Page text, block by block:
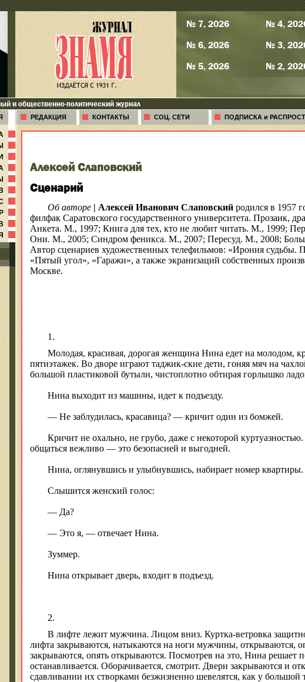
№ 7, 2026
№ 6, 2026
№ 5, 2026
№ 4,
№ 3,
№ 2,
и общественно-политический журнал
РЕДАКЦИЯ КОНТАКТЫ СОЦ. СЕТИ ПОДПИСКА и
Алексей Слаповский
Сценарий
Об авторе | Алексей Иванович Слаповский родился в 1957
филфак Саратовского государственного университета. Прозаик,
Анкета. М., 1997; Книга для тех, кто не любит читать. М., 1999;
Они. М., 2005; Синдром феникса. М., 2007; Пересуд. М., 2008;
Автор сценариев художественных телефильмов: «Ирония судьбы.
«Пятый угол», «Гаражи», а также экранизаций собственных
Москве.
1.
Молодая, красивая, дорогая женщина Нина едет на молодом,
пятиэтажек. Во дворе играют таджик-ские дети, гоняя мяч на
большой пластиковой бутыли, чистоплотно обтирая горлышко
Нина выходит из машины, идет к подъезду.
— Не заблудилась, красавица? — кричит один из бомжей.
Кричит не охально, не грубо, даже с некоторой
общаться вежливо — это безопасней и выгодней.
Нина, оглянувшись и улыбнувшись, набирает номер квартиры.
Слышится женский голос:
— Да?
— Это я, — отвечает Нина.
Зуммер.
Нина открывает дверь, входит в подъезд.
2.
В лифте лежит мужчина. Лицом вниз. Куртка-ветровка
лифта закрываются, натыкаются на ноги мужчины, открываются,
закрываются, опять открываются. Посмотрев на это, Нина решает
останавливается. Оборачивается, смотрит. Двери закрываются и
сдавливании их створками безжизненно шевелятся, как у